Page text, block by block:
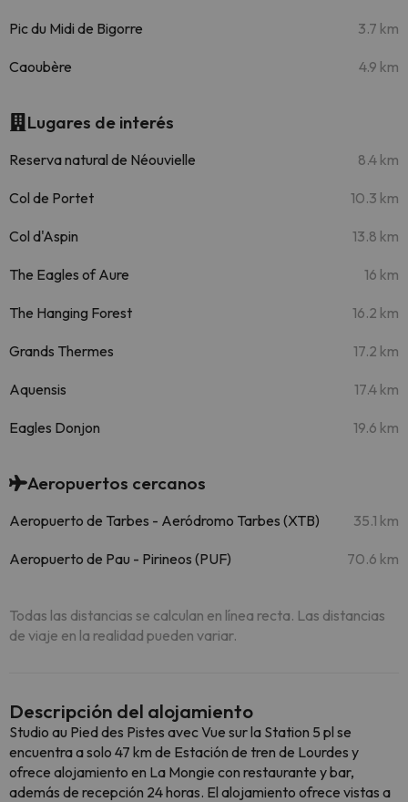
Pic du Midi de Bigorre 3.7 km
Caoubère 4.9 km
Lugares de interés
Reserva natural de Néouvielle 8.4 km
Col de Portet 10.3 km
Col d'Aspin 13.8 km
The Eagles of Aure 16 km
The Hanging Forest 16.2 km
Grands Thermes 17.2 km
Aquensis 17.4 km
Eagles Donjon 19.6 km
Aeropuertos cercanos
Aeropuerto de Tarbes - Aeródromo Tarbes (XTB) 35.1 km
Aeropuerto de Pau - Pirineos (PUF) 70.6 km
Todas las distancias se calculan en línea recta. Las distancias
de viaje en la realidad pueden variar.
Descripción del alojamiento
Studio au Pied des Pistes avec Vue sur la Station 5 pl se
encuentra a solo 47 km de Estación de tren de Lourdes y
ofrece alojamiento en La Mongie con restaurante y bar,
además de recepción 24 horas. El alojamiento ofrece vistas a